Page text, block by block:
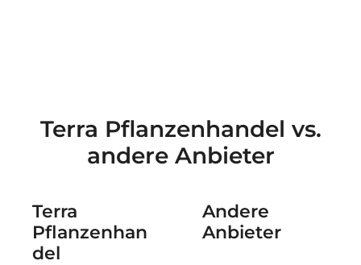
Terra Pflanzenhandel vs.
andere Anbieter
Terra
Pflanzenhan
del
Andere
Anbieter